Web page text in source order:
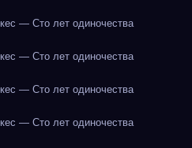
— Сто лет одиночества
— Сто лет одиночества
— Сто лет одиночества
— Сто лет одиночества